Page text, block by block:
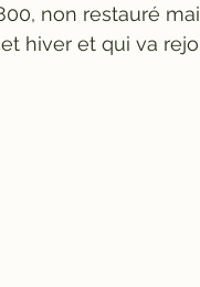
non restauré
hiver et qui va